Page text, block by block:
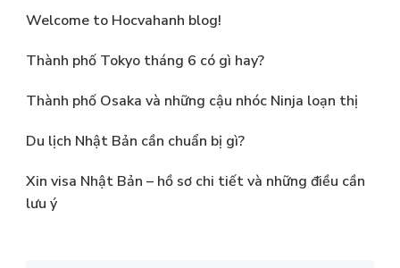
Welcome to Hocvahanh blog!
Thành phố Tokyo tháng 6 có gì hay?
Thành phố Osaka và những cậu nhóc Ninja loạn thị
Du lịch Nhật Bản cần chuẩn bị gì?
Xin visa Nhật Bản – hồ sơ chi tiết và những điều cần
lưu ý